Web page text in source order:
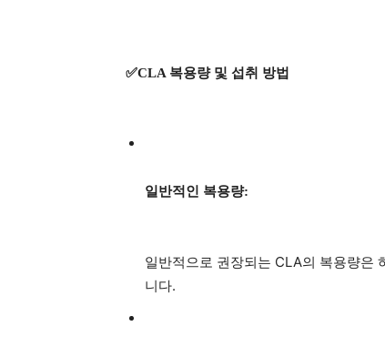
✅CLA 복용량 및 섭취 방법
일반적인 복용량:
일반적으로 권장되는 CLA의 복용량은
니다.